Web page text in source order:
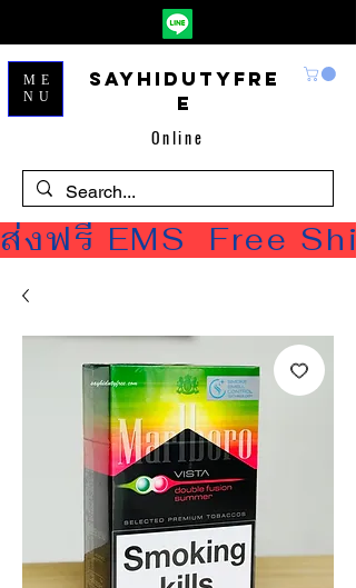
Sayhidutyfre
e
Online
ME
NU
ส่งฟรี EMS  Free